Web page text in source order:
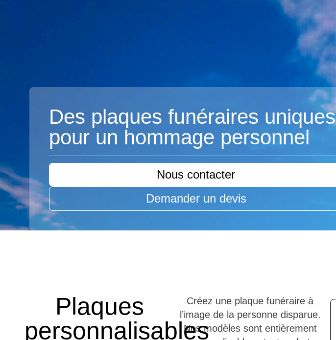
Des plaques funéraires uniques
pour un hommage personnel
Nous contacter
Demander un devis
Plaques
personnalisables
Créez une plaque funéraire à
l’image de la personne disparue.
Nos modèles sont entièrement